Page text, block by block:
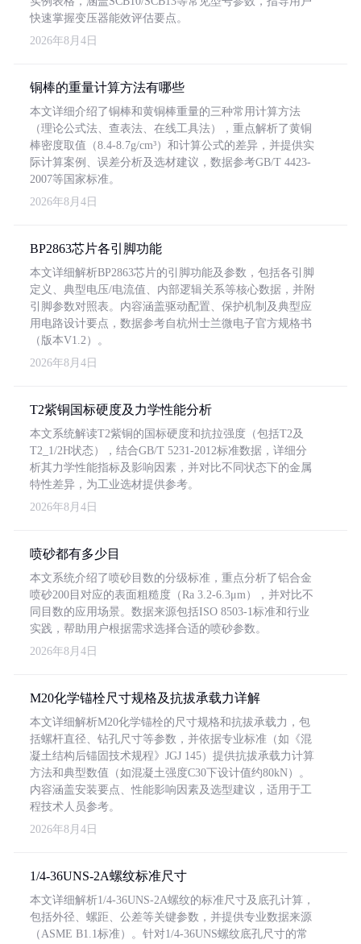
快速掌握变压器能效评估要点。
2026年8月4日
铜棒的重量计算方法有哪些
本文详细介绍了铜棒和黄铜棒重量的三种常用计算方法
（理论公式法、查表法、在线工具法），重点解析了黄铜
棒密度取值（8.4-8.7g/cm³）和计算公式的差异，并提供实
际计算案例、误差分析及选材建议，数据参考GB/T 4423-
2007等国家标准。
2026年8月4日
BP2863芯片各引脚功能
本文详细解析BP2863芯片的引脚功能及参数，包括各引脚
定义、典型电压/电流值、内部逻辑关系等核心数据，并附
引脚参数对照表。内容涵盖驱动配置、保护机制及典型应
用电路设计要点，数据参考自杭州士兰微电子官方规格书
（版本V1.2）。
2026年8月4日
T2紫铜国标硬度及力学性能分析
本文系统解读T2紫铜的国标硬度和抗拉强度（包括T2及
T2_1/2H状态），结合GB/T 5231-2012标准数据，详细分
析其力学性能指标及影响因素，并对比不同状态下的金属
特性差异，为工业选材提供参考。
2026年8月4日
喷砂都有多少目
本文系统介绍了喷砂目数的分级标准，重点分析了铝合金
喷砂200目对应的表面粗糙度（Ra 3.2-6.3μm），并对比不
同目数的应用场景。数据来源包括ISO 8503-1标准和行业
实践，帮助用户根据需求选择合适的喷砂参数。
2026年8月4日
M20化学锚栓尺寸规格及抗拔承载力详解
本文详细解析M20化学锚栓的尺寸规格和抗拔承载力，包
括螺杆直径、钻孔尺寸等参数，并依据专业标准（如《混
凝土结构后锚固技术规程》JGJ 145）提供抗拔承载力计算
方法和典型数值（如混凝土强度C30下设计值约80kN）。
内容涵盖安装要点、性能影响因素及选型建议，适用于工
程技术人员参考。
2026年8月4日
1/4-36UNS-2A螺纹标准尺寸
本文详细解析1/4-36UNS-2A螺纹的标准尺寸及底孔计算，
包括外径、螺距、公差等关键参数，并提供专业数据来源
（ASME B1.1标准）。针对1/4-36UNS螺纹底孔尺寸的常